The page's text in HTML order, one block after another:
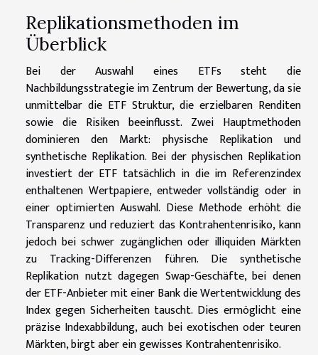
Replikationsmethoden im
Überblick
Bei der Auswahl eines ETFs steht die
Nachbildungsstrategie im Zentrum der Bewertung, da sie
unmittelbar die ETF Struktur, die erzielbaren Renditen
sowie die Risiken beeinflusst. Zwei Hauptmethoden
dominieren den Markt: physische Replikation und
synthetische Replikation. Bei der physischen Replikation
investiert der ETF tatsächlich in die im Referenzindex
enthaltenen Wertpapiere, entweder vollständig oder in
einer optimierten Auswahl. Diese Methode erhöht die
Transparenz und reduziert das Kontrahentenrisiko, kann
jedoch bei schwer zugänglichen oder illiquiden Märkten
zu Tracking-Differenzen führen. Die synthetische
Replikation nutzt dagegen Swap-Geschäfte, bei denen
der ETF-Anbieter mit einer Bank die Wertentwicklung des
Index gegen Sicherheiten tauscht. Dies ermöglicht eine
präzise Indexabbildung, auch bei exotischen oder teuren
Märkten, birgt aber ein gewisses Kontrahentenrisiko.